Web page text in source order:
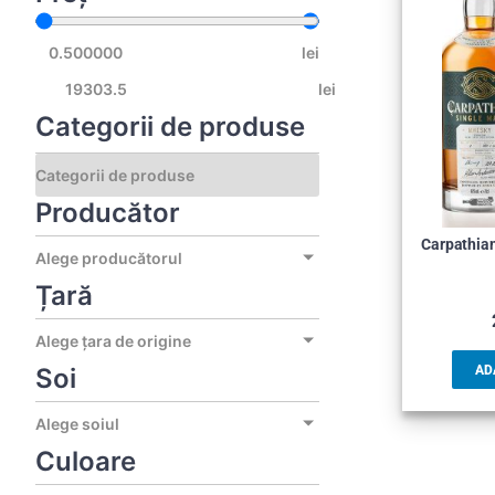
lei
lei
Categorii de produse
Producător
Alege producătorul
Țară
Alege țara de origine
Soi
Alege soiul
Culoare